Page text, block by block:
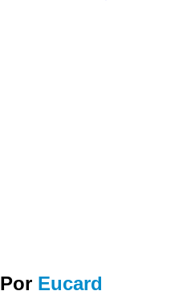
Por Eucard